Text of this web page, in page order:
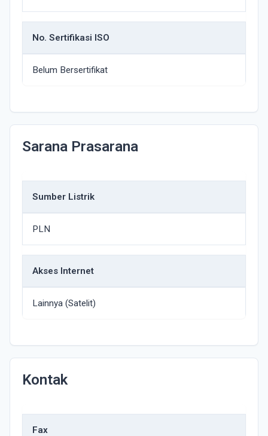
No. Sertifikasi ISO
Belum Bersertifikat
Sarana Prasarana
Sumber Listrik
PLN
Akses Internet
Lainnya (Satelit)
Kontak
Fax